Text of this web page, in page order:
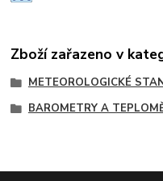
Zboží zařazeno v
METEOROLOGICKÉ
BAROMETRY A